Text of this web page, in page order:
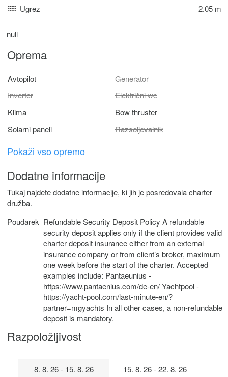
Ugrez
2.05 m
null
Oprema
Avtopilot
Generator
Inverter
Električni wc
Klima
Bow thruster
Solarni paneli
Razsoljevalnik
Pokaži vso opremo
Dodatne informacije
Tukaj najdete dodatne informacije, ki jih je posredovala charter
družba.
Poudarek Refundable Security Deposit Policy A refundable
security deposit applies only if the client provides valid
charter deposit insurance either from an external
insurance company or from client’s broker, maximum
one week before the start of the charter. Accepted
examples include: Pantaeunius -
https://www.pantaenius.com/de-en/ Yachtpool -
https://yacht-pool.com/last-minute-en/?
partner=mgyachts In all other cases, a non-refundable
deposit is mandatory.
Razpoložljivost
8. 8. 26 - 15. 8. 26
15. 8. 26 - 22. 8. 26